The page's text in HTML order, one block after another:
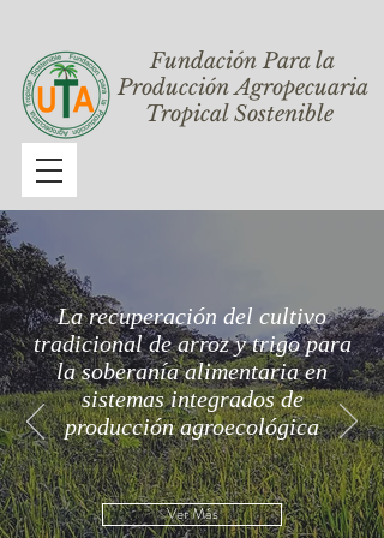
Fundación Para la
Producción Agropecuaria
Tropical Sostenible
La recuperación del cultivo
tradicional de arroz y trigo para
la soberanía alimentaria en
sistemas integrados de
producción agroecológica
Ver Más